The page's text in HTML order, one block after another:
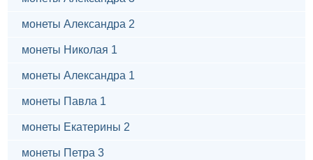
монеты Александра 2
монеты Николая 1
монеты Александра 1
монеты Павла 1
монеты Екатерины 2
монеты Петра 3